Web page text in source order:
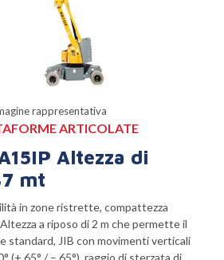
rappresentativa
ARTICOLATE
Altezza di
mt
in zone ristrette, compattezza
a riposo di 2 m che permette il
standard, JIB con movimenti verticali
(+ 65° / – 65°), raggio di sterzata di